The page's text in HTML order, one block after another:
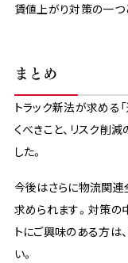
賃値上がり対策の一つ
まとめ
トラック新法が求める
くべきこと、リスク削
した。
今後はさらに物流関
求められます。対策の
トにご興味のある方は
い。